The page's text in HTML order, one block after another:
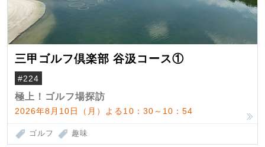
三甲ゴルフ倶楽部 谷汲コース①
#224
極上！ゴルフ場探訪
2026年8月10日（月）よる10：30～10：54
ゴルフ 趣味